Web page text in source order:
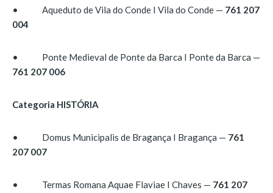
• Aqueduto de Vila do Conde I Vila do Conde — 761 207
004
• Ponte Medieval de Ponte da Barca I Ponte da Barca —
761 207 006
Categoria HISTÓRIA
• Domus Municipalis de Bragança I Bragança — 761
207 007
• Termas Romana Aquae Flaviae I Chaves — 761 207